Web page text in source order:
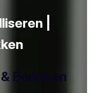
|
Bedrijven